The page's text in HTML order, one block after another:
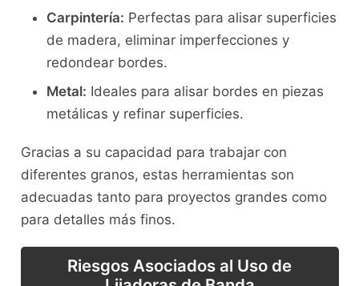
Carpintería: Perfectas para alisar superficies
de madera, eliminar imperfecciones y
redondear bordes.
Metal: Ideales para alisar bordes en piezas
metálicas y refinar superficies.
Gracias a su capacidad para trabajar con
diferentes granos, estas herramientas son
adecuadas tanto para proyectos grandes como
para detalles más finos.
Riesgos Asociados al Uso de